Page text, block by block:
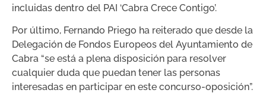
incluidas dentro del PAI ‘Cabra Crece Contigo’.
Por último, Fernando Priego ha reiterado que desde la
Delegación de Fondos Europeos del Ayuntamiento de
Cabra “se está a plena disposición para resolver
cualquier duda que puedan tener las personas
interesadas en participar en este concurso-oposición”.